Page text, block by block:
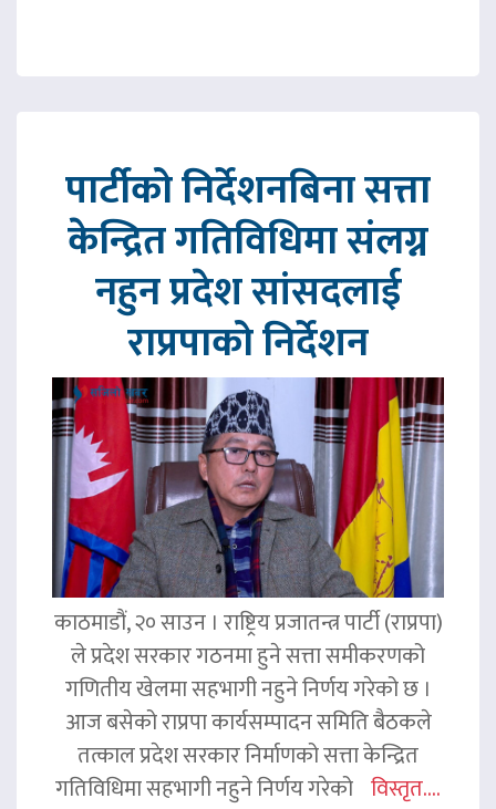
पार्टीको निर्देशनबिना सत्ता
केन्द्रित गतिविधिमा संलग्न
नहुन प्रदेश सांसदलाई
राप्रपाको निर्देशन
काठमाडौं, २० साउन । राष्ट्रिय प्रजातन्त्र पार्टी (राप्रपा)
ले प्रदेश सरकार गठनमा हुने सत्ता समीकरणको
गणितीय खेलमा सहभागी नहुने निर्णय गरेको छ ।
आज बसेको राप्रपा कार्यसम्पादन समिति बैठकले
तत्काल प्रदेश सरकार निर्माणको सत्ता केन्द्रित
गतिविधिमा सहभागी नहुने निर्णय गरेको विस्तृत....